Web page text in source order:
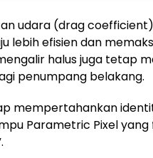
udara (drag
lebih efisien dan
halus juga tetap
penumpang belakang.
mempertahankan
Parametric Pixel